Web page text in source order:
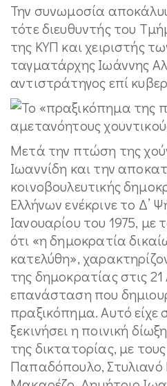
Την συνωμοσία
τότε διευθυντής του
της ΚΥΠ και χειριστής
ταγματάρχης Ιωάννης
αντιστράτηγος επί
Μετά την πτώση της
Ιωαννίδη και την
κοινοβουλευτικής
Ελλήνων ενέκρινε το Δ’
Ιανουαρίου του 1975, με
ότι «η δημοκρατία
κατελύθη»,
της δημοκρατίας στις 21
επανάσταση που
πραξικόπημα. Αυτό
ξεκινήσει η ποινική
της δικτατορίας, με
Παπαδόπουλο,